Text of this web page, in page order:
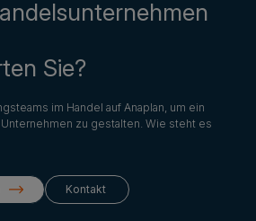
Sie?
im Handel auf Anaplan, um ein
zu gestalten. Wie steht es
Kontakt